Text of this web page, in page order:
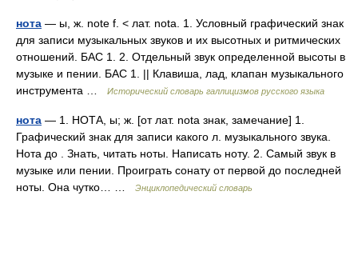
нота — ы, ж. note f. < лат. nota. 1. Условный графический знак
для записи музыкальных звуков и их высотных и ритмических
отношений. БАС 1. 2. Отдельный звук определенной высоты в
музыке и пении. БАС 1. || Клавиша, лад, клапан музыкального
инструмента …
Исторический словарь галлицизмов русского языка
нота — 1. НОТА, ы; ж. [от лат. nota знак, замечание] 1.
Графический знак для записи какого л. музыкального звука.
Нота до . Знать, читать ноты. Написать ноту. 2. Самый звук в
музыке или пении. Проиграть сонату от первой до последней
ноты. Она чутко… …
Энциклопедический словарь